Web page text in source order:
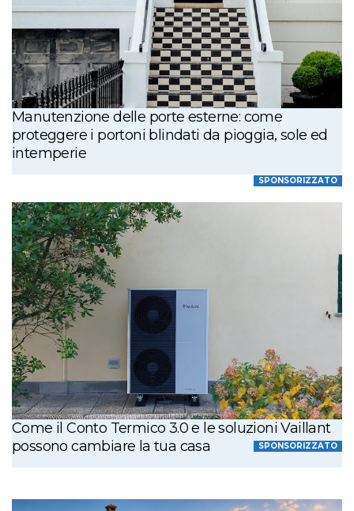
Manutenzione delle porte esterne: come
proteggere i portoni blindati da pioggia, sole ed
intemperie
SPONSORIZZATO
Come il Conto Termico 3.0 e le soluzioni Vaillant
possono cambiare la tua casa
SPONSORIZZATO